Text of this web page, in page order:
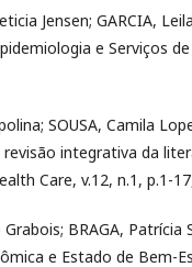
Jensen; GARCIA,
e Serviços
SOUSA, Camila
integrativa da
Care, v.12, n.1, p.1-
BRAGA, Patrícia
e Estado de Bem-